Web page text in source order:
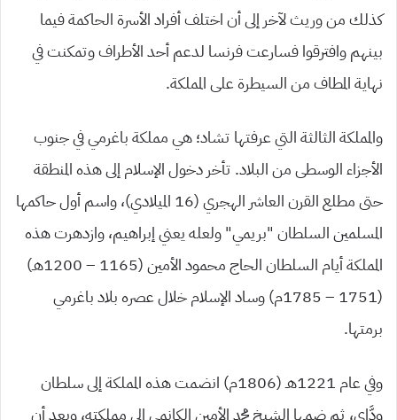
كذلك من وريث لآخر إلى أن اختلف أفراد الأسرة الحاكمة فيما
بينهم وافترقوا فسارعت فرنسا لدعم أحد الأطراف وتمكنت في
نهاية المطاف من السيطرة على المملكة.
والمملكة الثالثة التي عرفتها تشاد؛ هي مملكة باغرمي في جنوب
الأجزاء الوسطى من البلاد. تأخر دخول الإسلام إلى هذه المنطقة
حتى مطلع القرن العاشر الهجري (16 الميلادي)، واسم أول حاكمها
المسلمين السلطان “بريمي” ولعله يعني إبراهيم، وازدهرت هذه
المملكة أيام السلطان الحاج محمود الأمين (1165 – 1200هـ)
(1751 – 1785م) وساد الإسلام خلال عصره بلاد باغرمي
برمتها.
وفي عام 1221هـ (1806م) انضمت هذه المملكة إلى سلطان
ودَّاي، ثم ضمها الشيخ محمد الأمين الكانمي إلى مملكته، وبعد أن